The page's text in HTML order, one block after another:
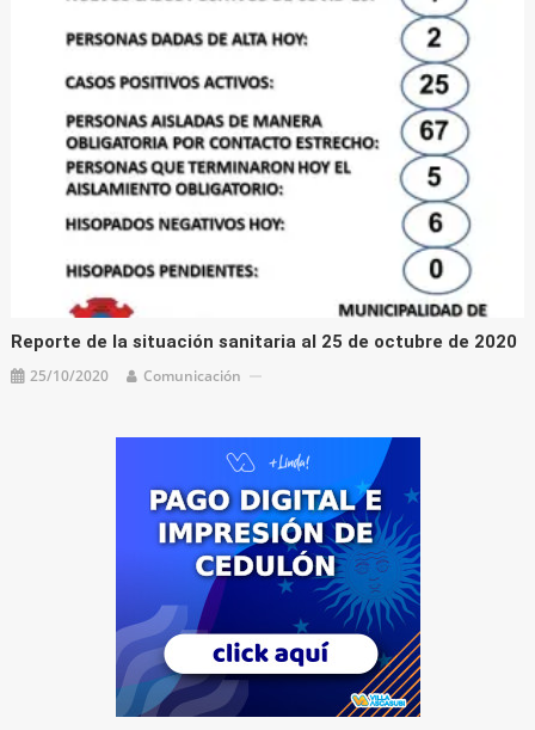
Reporte de la situación sanitaria al 25 de octubre de 2020
25/10/2020 Comunicación